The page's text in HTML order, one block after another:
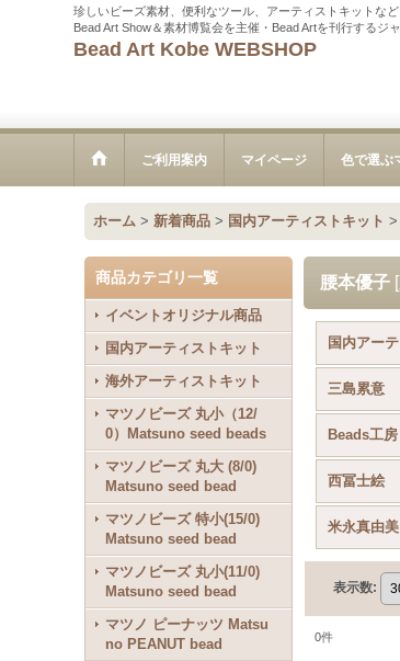
珍しいビーズ素材、便利なツール、アーティストキットな
Bead Art Show＆素材博覧会を主催・Bead Artを刊行する
Bead Art Kobe WEBSHOP
ご利用案内 マイページ 色で選ぶ
ホーム > 新着商品 > 国内アーティストキット >
商品カテゴリ一覧
イベントオリジナル商品
国内アーティストキット
海外アーティストキット
マツノビーズ 丸小（12/
0）Matsuno seed beads
マツノビーズ 丸大 (8/0)
Matsuno seed bead
マツノビーズ 特小(15/0)
Matsuno seed bead
マツノビーズ 丸小(11/0)
Matsuno seed bead
マツノ ピーナッツ Matsu
no PEANUT bead
腰本優子 [
三島累意
西冨士絵
米永真由美
表示数:
0件